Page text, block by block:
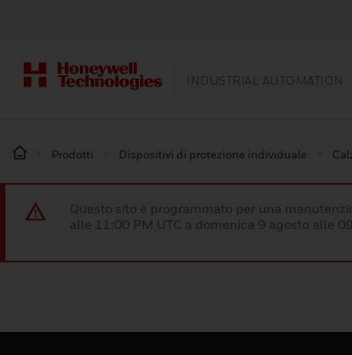
INDUSTRIAL AUTOMATION
Prodotti Dispositivi di protezione individuale
Questo sito è programmato per una
alle 11:00 PM UTC a domenica 9 agosto alle